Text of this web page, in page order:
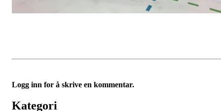
Logg inn for å skrive en kommentar.
Kategori